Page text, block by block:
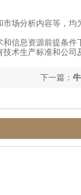
场分析内容等，
信息资源前提条
术生产标准和公司
下一篇：